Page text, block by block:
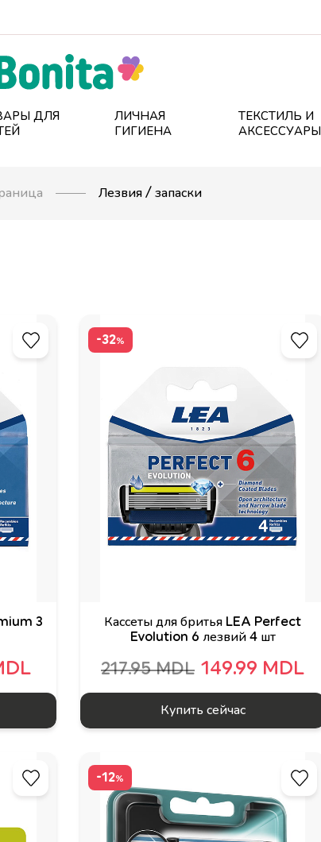
ДЛЯ
ЛИЧНАЯ
ГИГИЕНА
ТЕКСТИЛЬ И
АКСЕССУАРЫ
Лезвия / запаски
3
-32%
Кассеты для бритья LEA Perfect
Evolution 6 лезвий 4 шт
217.95 MDL 149.99 MDL
Купить сейчас
-12%